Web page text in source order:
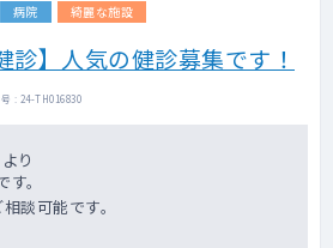
病院 綺麗な施設
診】人気の健診募集です！
: 24-TH016830
り
。
談可能です。